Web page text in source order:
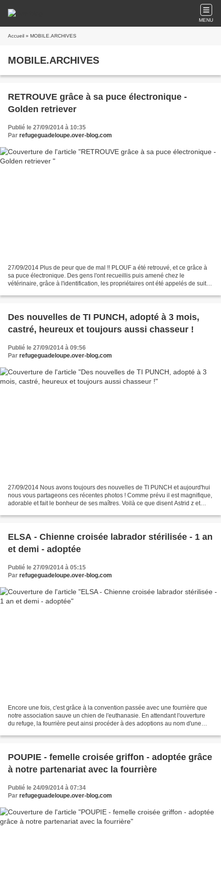
MENU
Accueil » MOBILE.ARCHIVES
MOBILE.ARCHIVES
RETROUVE grâce à sa puce électronique -
Golden retriever
Publié le 27/09/2014 à 10:35
Par refugeguadeloupe.over-blog.com
27/09/2014 Plus de peur que de mal !! PLOUF a été retrouvé, et ce grâce à
sa puce électronique. Des gens l'ont recueillis puis amené chez le
vétérinaire, grâce à l'identification, les propriétaires ont été appelés de suite.
Des nouvelles de TI PUNCH, adopté à 3 mois,
castré, heureux et toujours aussi chasseur !
Publié le 27/09/2014 à 09:56
Par refugeguadeloupe.over-blog.com
27/09/2014 Nous avons toujours des nouvelles de TI PUNCH et aujourd'hui
nous vous partageons ces récentes photos ! Comme prévu il est magnifique,
adorable et fait le bonheur de ses maîtres. Voilà ce que disent Astrid z et
ELSA - Chienne croisée labrador stérilisée - 1 an
et demi - adoptée
Publié le 27/09/2014 à 05:15
Par refugeguadeloupe.over-blog.com
Encore une fois, c'est grâce à la convention passée avec une fourrière que
notre association sauve un chien de l'euthanasie. En attendant l'ouverture
du refuge, la fourrière peut ainsi procéder à des adoptions au nom d'une
POUPIE - femelle croisée griffon - adoptée grâce
à notre partenariat avec la fourrière
Publié le 24/09/2014 à 07:34
Par refugeguadeloupe.over-blog.com